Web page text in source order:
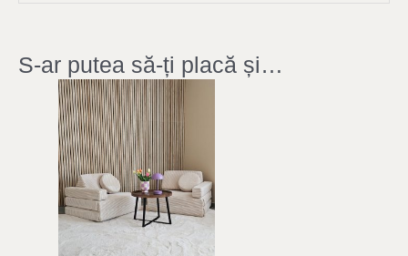
S-ar putea să-ți placă și…